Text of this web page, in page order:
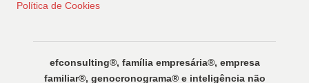
Política de Cookies
efconsulting®️, família empresária®️, empresa
familiar®️, genocronograma®️ e inteligência não